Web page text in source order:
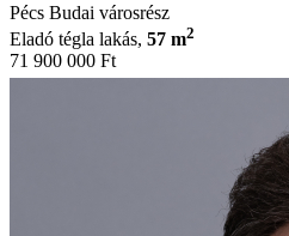
Pécs Budai városrész
Eladó tégla lakás, 57 m2
71 900 000 Ft